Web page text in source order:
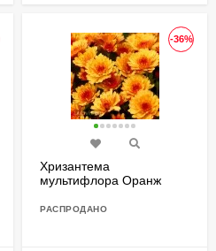
-36%
Хризантема
мультифлора Оранж
РАСПРОДАНО